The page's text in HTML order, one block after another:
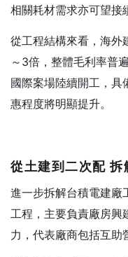
相關耗材需求亦可望接
從工程結構來看，海外
～3倍，整體毛利率普
國際案場陸續開工，具
惠程度將明顯提升。
從土建到二次配拆
進一步拆解台積電建廠
工程，主要負責廠房興
力，代表廠商包括互助